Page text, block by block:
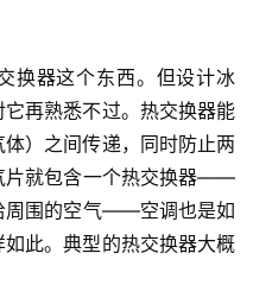
换器这个东西。但设计冰
再熟悉不过。热交换器能
）之间传递，同时防止两
片就包含一个热交换器——
周围的空气——空调也是如
此。典型的热交换器大概